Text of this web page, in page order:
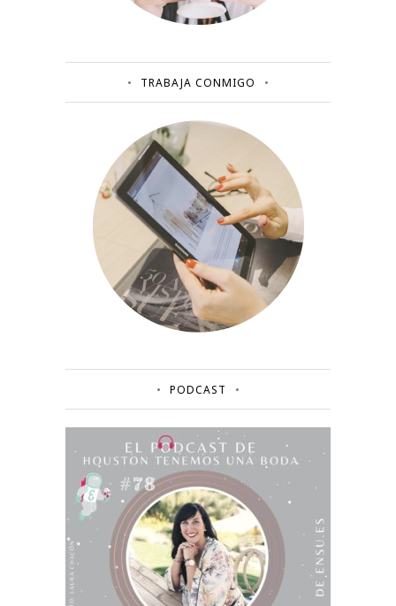
TRABAJA CONMIGO
PODCAST